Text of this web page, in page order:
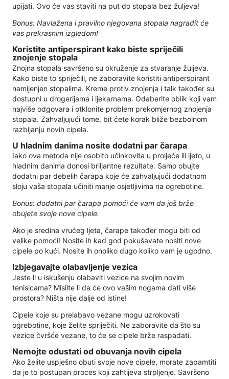
upijati. Ovo će vas staviti na put do stopala bez žuljeva!
Bonus: Navlažena i pravilno njegovana stopala nagradit će
vas prekrasnim izgledom!
Koristite antiperspirant kako biste spriječili
znojenje stopala
Znojna stopala savršeno su okruženje za stvaranje žuljeva.
Kako biste to spriječili, ne zaboravite koristiti antiperspirant
namijenjen stopalima. Kreme protiv znojenja i talk također su
dostupni u drogerijama i ljekarnama. Odaberite oblik koji vam
najviše odgovara i otklonite problem prekomjernog znojenja
stopala. Zahvaljujući tome, bit ćete korak bliže bezbolnom
razbijanju novih cipela.
U hladnim danima nosite dodatni par čarapa
Iako ova metoda nije osobito učinkovita u proljeće ili ljeto, u
hladnim danima donosi briljantne rezultate. Samo obujte
dodatni par debelih čarapa koje će zahvaljujući dodatnom
sloju vaša stopala učiniti manje osjetljivima na ogrebotine.
Bonus: dodatni par čarapa pomoći će vam da još brže
obujete svoje nove cipele.
Ako je sredina vrućeg ljeta, čarape također mogu biti od
velike pomoći! Nosite ih kad god pokušavate nositi nove
cipele po kući. Nosite ih onoliko dugo koliko vam je ugodno.
Izbjegavajte olabavljenje vezica
Jeste li u iskušenju olabaviti vezice na svojim novim
tenisicama? Mislite li da će ovo vašim nogama dati više
prostora? Ništa nije dalje od istine!
Cipele koje su prelabavo vezane mogu uzrokovati
ogrebotine, koje želite spriječiti. Ne zaboravite da što su
vezice čvršće vezane, to će se cipele brže raspadati.
Nemojte odustati od obuvanja novih cipela
Ako želite uspješno obuti svoje nove cipele, morate zapamtiti
da je to postupan proces koji zahtijeva strpljenje. Savršeno